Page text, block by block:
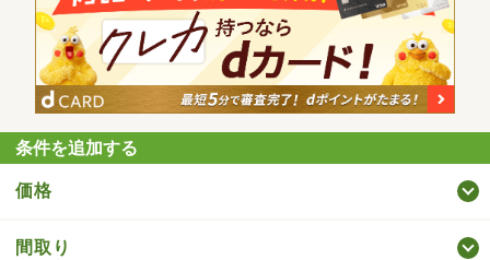
条件を追加する
価格
間取り